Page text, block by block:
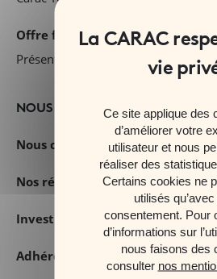
Offre financière
Présentation de nos fonds
NOUS DÉCOUVRIR
Nous connaitre
Nos récompenses
Investisseurs
Adhérents CARAC : vos avis
Ce site applique des
d’améliorer votre
utilisateur et nous
réaliser des
Certains cookies ne
utilisés
consentement. Pour
d’informations sur
nous faisons des
consulter nos